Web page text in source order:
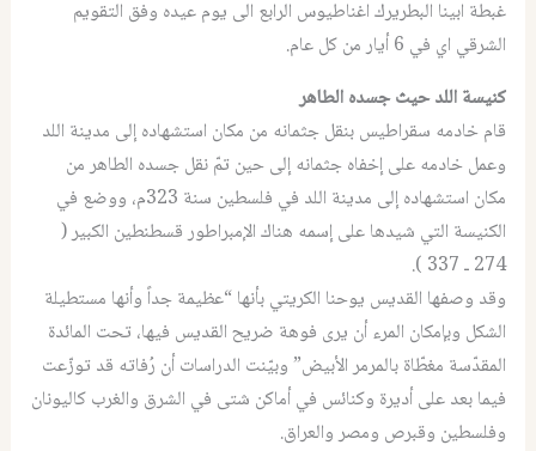
غبطة ابينا البطريرك اغناطيوس الرابع الى يوم عيده وفق التقويم
الشرقي اي في 6 أيار من كل عام.
كنيسة اللد حيث جسده الطاهر
قام خادمه سقراطيس بنقل جثمانه من مكان استشهاده إلى مدينة اللد
وعمل خادمه على إخفاه جثمانه إلى حين تمّ نقل جسده الطاهر من
مكان استشهاده إلى مدينة اللد في فلسطين سنة 323م، ووضع في
الكنيسة التي شيدها على إسمه هناك الإمبراطور قسطنطين الكبير (
274 ـ 337 ).
وقد وصفها القديس يوحنا الكريتي بأنها “عظيمة جداً وأنها مستطيلة
الشكل وبإمكان المرء أن يرى فوهة ضريح القديس فيها، تحت المائدة
المقدّسة مغطّاة بالمرمر الأبيض” وبيّنت الدراسات أن رُفاته قد توزّعت
فيما بعد على أديرة وكنائس في أماكن شتى في الشرق والغرب كاليونان
وفلسطين وقبرص ومصر والعراق.